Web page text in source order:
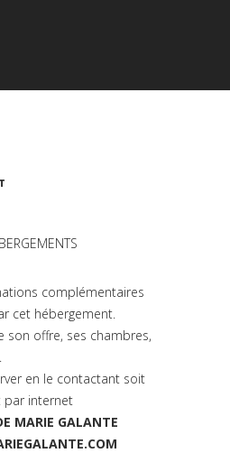
complémentaires
cet hébergement.
son offre, ses chambres,
en le contactant soit
par internet
MARIE GALANTE